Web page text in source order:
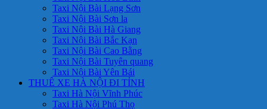
Taxi Nội Bài Lạng Sơn
Taxi Nội Bài Sơn la
Taxi Nội Bài Hà Giang
Taxi Nội Bài Bắc Kạn
Taxi Nội Bài Cao Bằng
Taxi Nội Bài Tuyên quang
Taxi Nội Bài Yên Bái
THUÊ XE HÀ NỘI ĐI TỈNH
Taxi Hà Nội Vĩnh Phúc
Taxi Hà Nội Phú Thọ